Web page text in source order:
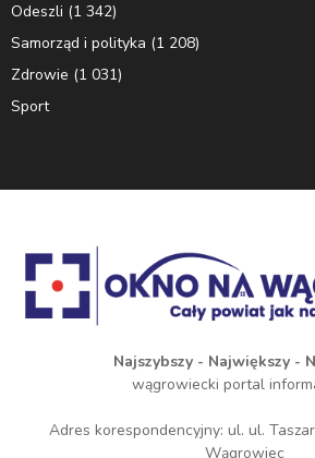
Odeszli (1 342)
Samorząd i polityka (1 208)
Zdrowie (1 031)
Sport
Najszybszy - Największy -
wągrowiecki portal
Adres korespondencyjny: ul. ul.
Wągrowiec